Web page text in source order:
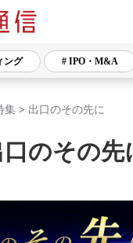
ング # IPO・M&A
集> 出口のその先に
口のその先